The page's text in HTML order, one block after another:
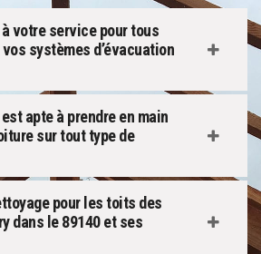
votre service pour tous
systèmes d’évacuation
apte à prendre en main
sur tout type de
pour les toits des
dans le 89140 et ses